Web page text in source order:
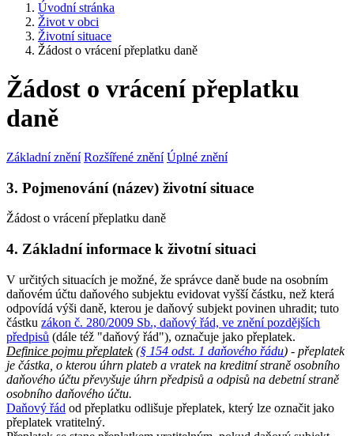
Úvodní stránka
Život v obci
Životní situace
Žádost o vrácení přeplatku daně
Žádost o vrácení přeplatku
daně
Základní znění Rozšířené znění Úplné znění
3. Pojmenování (název) životní situace
Žádost o vrácení přeplatku daně
4. Základní informace k životní situaci
V určitých situacích je možné, že správce daně bude na osobním
daňovém účtu daňového subjektu evidovat vyšší částku, než která
odpovídá výši daně, kterou je daňový subjekt povinen uhradit; tuto
částku zákon č. 280/2009 Sb., daňový řád, ve znění pozdějších
předpisů (dále též "daňový řád"), označuje jako přeplatek.
Definice pojmu přeplatek(§ 154 odst. 1 daňového řádu) - přeplatek
je částka, o kterou úhrn plateb a vratek na kreditní straně osobního
daňového účtu převyšuje úhrn předpisů a odpisů na debetní straně
osobního daňového účtu.
Daňový řád od přeplatku odlišuje přeplatek, který lze označit jako
přeplatek vratitelný.